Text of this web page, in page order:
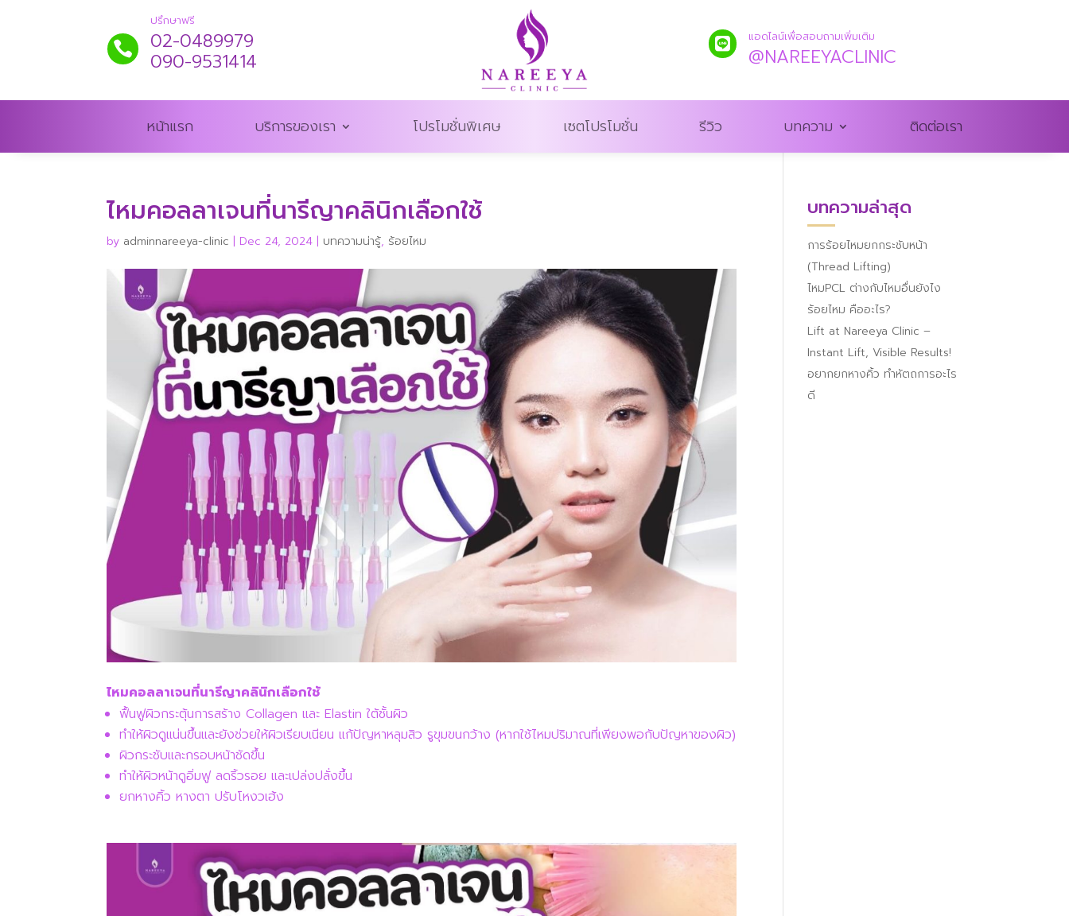

ปรึกษาฟรี
02-0489979
090-9531414
 แอดไลน์เพื่อสอบถามเพิ่มเติม
@NAREEYACLINIC
หน้าแรก บริการของเรา โปรโมชั่นพิเศษ เซตโปรโมชั่น รีวิว บทความ ติดต่อเรา
ไหมคอลลาเจนที่นารีญาคลินิกเลือกใช้
by adminnareeya-clinic | Dec 24, 2024 | บทความน่ารู้, ร้อยไหม
ไหมคอลลาเจนที่นารีญาคลินิกเลือกใช้
ฟื้นฟูผิวกระตุ้นการสร้าง Collagen และ Elastin ใต้ชั้นผิว
ทำให้ผิวดูแน่นขึ้นและยังช่วยให้ผิวเรียบเนียน แก้ปัญหาหลุมสิว รูขุมขนกว้าง (หากใช้ไหมปริมาณที่เพียงพอกับปัญหาของผิว)
ผิวกระชับและกรอบหน้าชัดขึ้น
ทำให้ผิวหน้าดูอิ่มฟู ลดริ้วรอย และเปล่งปลั่งขึ้น
ยกหางคิ้ว หางตา ปรับโหงวเฮ้ง
บทความล่าสุด
การร้อยไหมยกกระชับหน้า
(Thread Lifting)
ไหมPCL ต่างกับไหมอื่นยังไง
ร้อยไหม คืออะไร?
Lift at Nareeya Clinic –
Instant Lift, Visible Results!
อยากยกหางคิ้ว ทำหัตถการอะไร
ดี